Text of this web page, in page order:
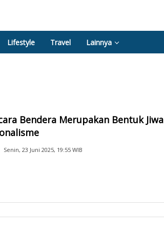
Lifestyle Travel Lainnya
Bendera Merupakan Bentuk Jiwa
Senin, 23 Juni 2025, 19:55 WIB